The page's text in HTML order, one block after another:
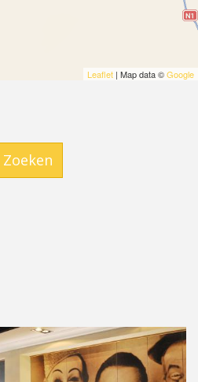
Leaflet | Map data ©Google
Zoeken